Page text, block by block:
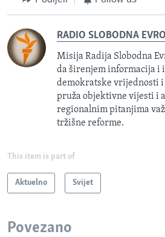
RADIO SLOBODNA
Misija Radija Slobodna
da širenjem informacija i
demokratske vrijednosti
pruža objektivne vijesti i
regionalnim pitanjima
tržišne reforme.
This item is part of
Aktuelno Svijet
Povezano